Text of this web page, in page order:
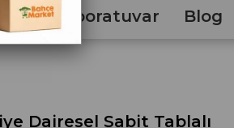
Laboratuvar Blog
Dairesel Sabit Tablalı